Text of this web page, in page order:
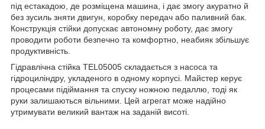
під естакадою, де розміщена машина, і дає змогу акуратно й
без зусиль зняти двигун, коробку передач або паливний бак.
Конструкція стійки допускає автономну роботу, дає змогу
проводити роботи безпечно та комфортно, неабияк збільшує
продуктивність.
Гідравлічна стійка TEL05005 складається з насоса та
гідроциліндру, укладеного в одному корпусі. Майстер керує
процесами підіймання та спуску ножною педаллю, тоді як
руки залишаються вільними. Цей агрегат може надійно
утримувати великий вантаж на заданій висоті.